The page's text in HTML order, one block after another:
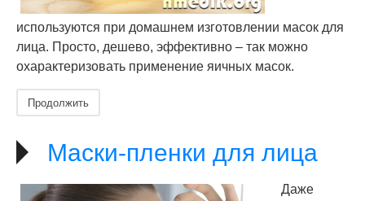
используются при домашнем изготовлении масок для
лица. Просто, дешево, эффективно – так можно
охарактеризовать применение яичных масок.
Продолжить
Маски-пленки для лица
Даже